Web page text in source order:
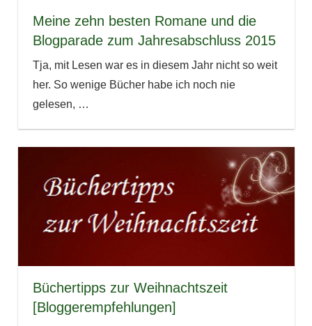
Meine zehn besten Romane und die
Blogparade zum Jahresabschluss 2015
Tja, mit Lesen war es in diesem Jahr nicht so weit
her. So wenige Bücher habe ich noch nie
gelesen, …
Büchertipps zur Weihnachtszeit
[Bloggerempfehlungen]